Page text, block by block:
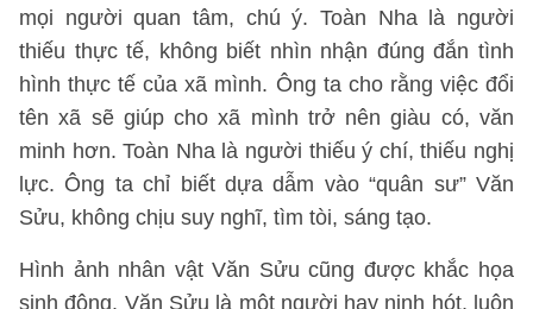
mọi người quan tâm, chú ý. Toàn Nha là người
thiếu thực tế, không biết nhìn nhận đúng đắn tình
hình thực tế của xã mình. Ông ta cho rằng việc đổi
tên xã sẽ giúp cho xã mình trở nên giàu có, văn
minh hơn. Toàn Nha là người thiếu ý chí, thiếu nghị
lực. Ông ta chỉ biết dựa dẫm vào “quân sư” Văn
Sửu, không chịu suy nghĩ, tìm tòi, sáng tạo.
Hình ảnh nhân vật Văn Sửu cũng được khắc họa
sinh động. Văn Sửu là một người hay nịnh hót, luôn